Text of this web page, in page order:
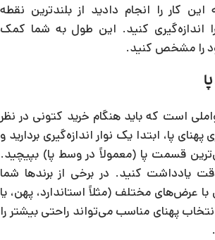
کار را انجام دادید از بلندترین نقطه
اندازه‌گیری کنید. این طول به شما کمک
را مشخص کنید.
است که باید هنگام خرید کتونی در نظر
پهنای پا، ابتدا یک نوار اندازه‌گیری بردارید و
قسمت پا (معمولاً در وسط پا) بپیچید.
یادداشت کنید. در برخی از برندها شما
عرض‌های مختلف (مثلاً استاندارد، پهن، یا
پهنای مناسب می‌تواند راحتی بیشتر را